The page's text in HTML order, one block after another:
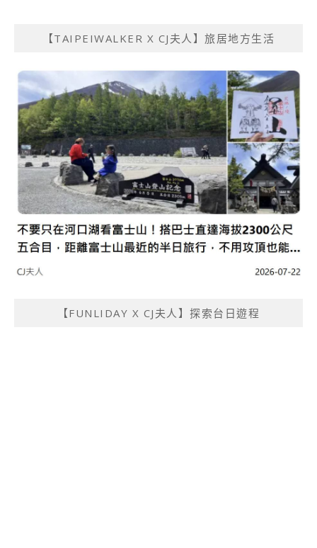
【TAIPEIWALKER X CJ夫人】旅居地方生活
【FUNLIDAY X CJ夫人】探索台日遊程